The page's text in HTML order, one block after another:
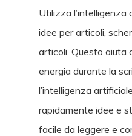
Utilizza l’intelligenza
idee per articoli,
articoli. Questo aiuta
energia durante la
l’intelligenza
rapidamente idee e
facile da leggere e